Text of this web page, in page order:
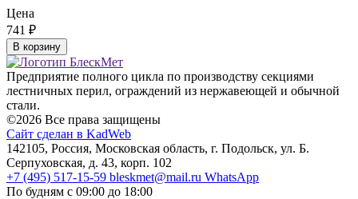
Цена
741 ₽
В корзину
Предприятие полного цикла по производству секциями
лестничных перил, ограждений из нержавеющей и обычной
стали.
©2026 Все права защищены
Сайт сделан в KadWeb
142105, Россия, Московская область, г. Подольск, ул. Б.
Серпуховская, д. 43, корп. 102
+7 (495) 517-15-59 bleskmet@mail.ru WhatsApp
По будням с 09:00 до 18:00